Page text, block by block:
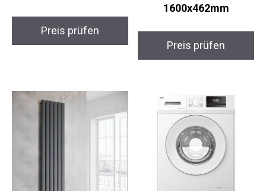
Preis prüfen
1600x462mm
Preis prüfen